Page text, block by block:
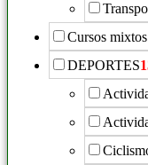
Cursos mixtos
DEPORTES